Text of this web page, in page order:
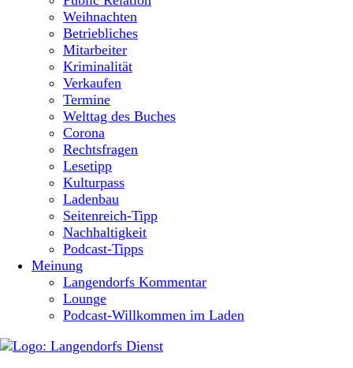
Weihnachten
Betriebliches
Mitarbeiter
Kriminalität
Verkaufen
Termine
Welttag des Buches
Corona
Rechtsfragen
Lesetipp
Kulturpass
Ladenbau
Seitenreich-Tipp
Nachhaltigkeit
Podcast-Tipps
Meinung
Langendorfs Kommentar
Lounge
Podcast-Willkommen im Laden